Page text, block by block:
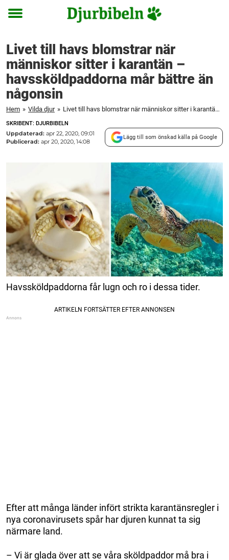
Toggle
Livet till havs blomstrar när
människor sitter i karantän –
havssköldpaddorna mår bättre än
någonsin
Hem » Vilda djur » Livet till havs blomstrar när människor sitter i karantän – havssköldpaddorna mår bättre än någonsin
SKRIBENT: DJURBIBELN
Uppdaterad: apr 22, 2020, 09:01
Publicerad: apr 20, 2020, 14:08
Lägg till som önskad källa på Google
Havssköldpaddorna får lugn och ro i dessa tider.
Efter att många länder infört strikta karantänsregler i
nya coronavirusets spår har djuren kunnat ta sig
närmare land.
– Vi är glada över att se våra sköldpaddor må bra i